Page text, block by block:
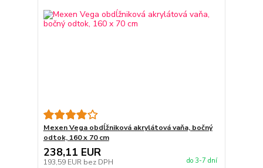
Mexen Vega obdĺžniková akrylátová vaňa, bočný
odtok, 160 x 70 cm
238,11 EUR
193,59 EUR bez DPH do 3-7 dní